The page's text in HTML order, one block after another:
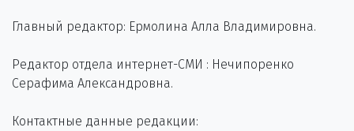
Главный редактор: Ермолина Алла Владимировна.
Редактор отдела интернет-СМИ : Нечипоренко
Серафима Александровна.
Контактные данные редакции: